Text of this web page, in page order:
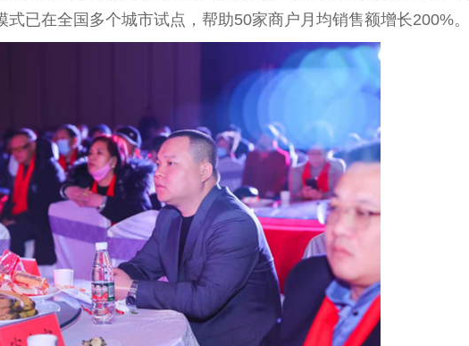
已在全国多个城市试点，帮助50家商户月均销售额增长200%。